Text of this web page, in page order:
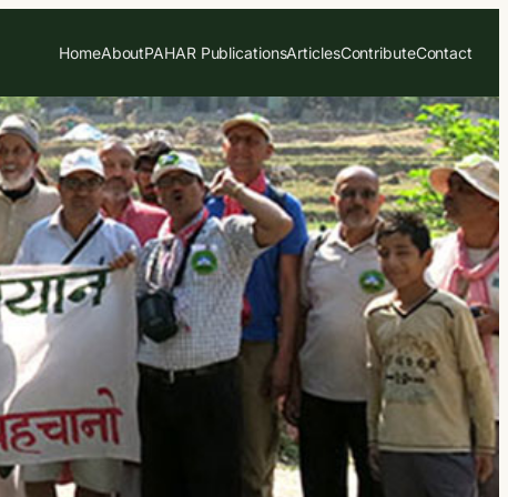
HomeAboutPAHAR PublicationsArticlesContributeContact